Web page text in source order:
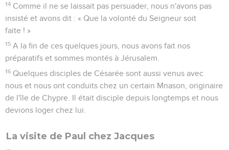
14 Comme il ne se laissait pas persuader, nous n'avons pas
insisté et avons dit : « Que la volonté du Seigneur soit
faite ! »
15 A la fin de ces quelques jours, nous avons fait nos
préparatifs et sommes montés à Jérusalem.
16 Quelques disciples de Césarée sont aussi venus avec
nous et nous ont conduits chez un certain Mnason, originaire
de l'île de Chypre. Il était disciple depuis longtemps et nous
devions loger chez lui.
La visite de Paul chez Jacques